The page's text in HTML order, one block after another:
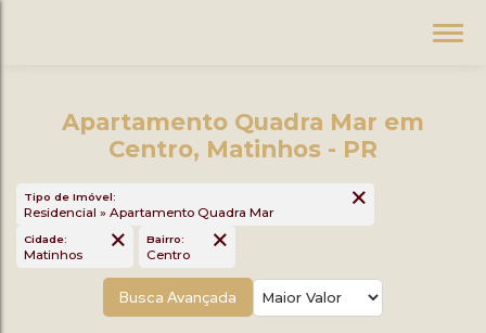
Apartamento Quadra Mar em
Centro, Matinhos - PR
Tipo de Imóvel:
Residencial » Apartamento Quadra Mar
Cidade: Bairro:
Centro
Busca Avançada